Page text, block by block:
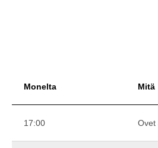
Monelta Mitä
17:00 Ovet